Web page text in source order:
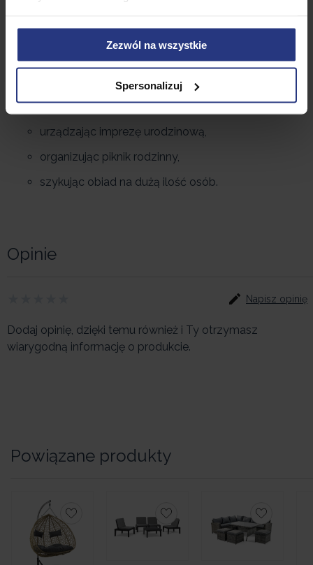
Zezwól na wszystkie
Spersonalizuj
polskim.
urządzając grilla,
organizując wystawne przyjęcie,
urządzając imprezę urodzinową,
organizując piknik rodzinny,
szykując obiad na dużą ilość osób.
Opinie
Napisz opinię
Dodaj opinię, dzięki temu również i Ty otrzymasz
wiarygodną informację o produkcie.
Powiązane produkty